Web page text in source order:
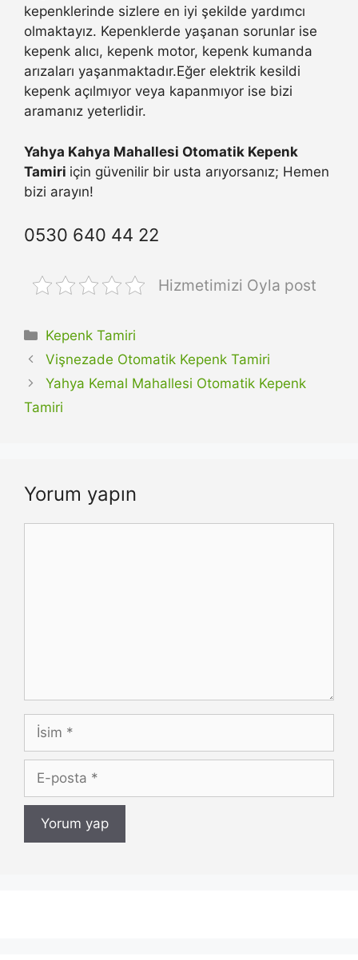
kepenklerinde sizlere en iyi şekilde yardımcı
olmaktayız. Kepenklerde yaşanan sorunlar ise
kepenk alıcı, kepenk motor, kepenk kumanda
arızaları yaşanmaktadır.Eğer elektrik kesildi
kepenk açılmıyor veya kapanmıyor ise bizi
aramanız yeterlidir.
Yahya Kahya Mahallesi Otomatik Kepenk
Tamiri için güvenilir bir usta arıyorsanız; Hemen
bizi arayın!
0530 640 44 22
Hizmetimizi Oyla post
Kategoriler
Kepenk Tamiri
Vişnezade Otomatik Kepenk Tamiri
Yahya Kemal Mahallesi Otomatik Kepenk
Tamiri
Yorum yapın
İsim
posta